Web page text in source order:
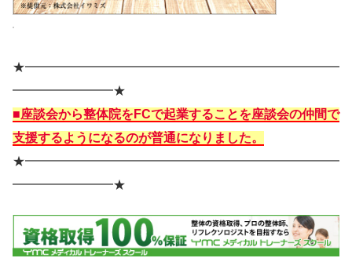
★━━━━━━━━━━━━━━━━━━━━━━━━━
━━━━━━━━★
■座談会から整体院をFCで起業することを座談会の仲間で
支援するようになるのが普通になりました。
★━━━━━━━━━━━━━━━━━━━━━━━━━
━━━━━━━━★